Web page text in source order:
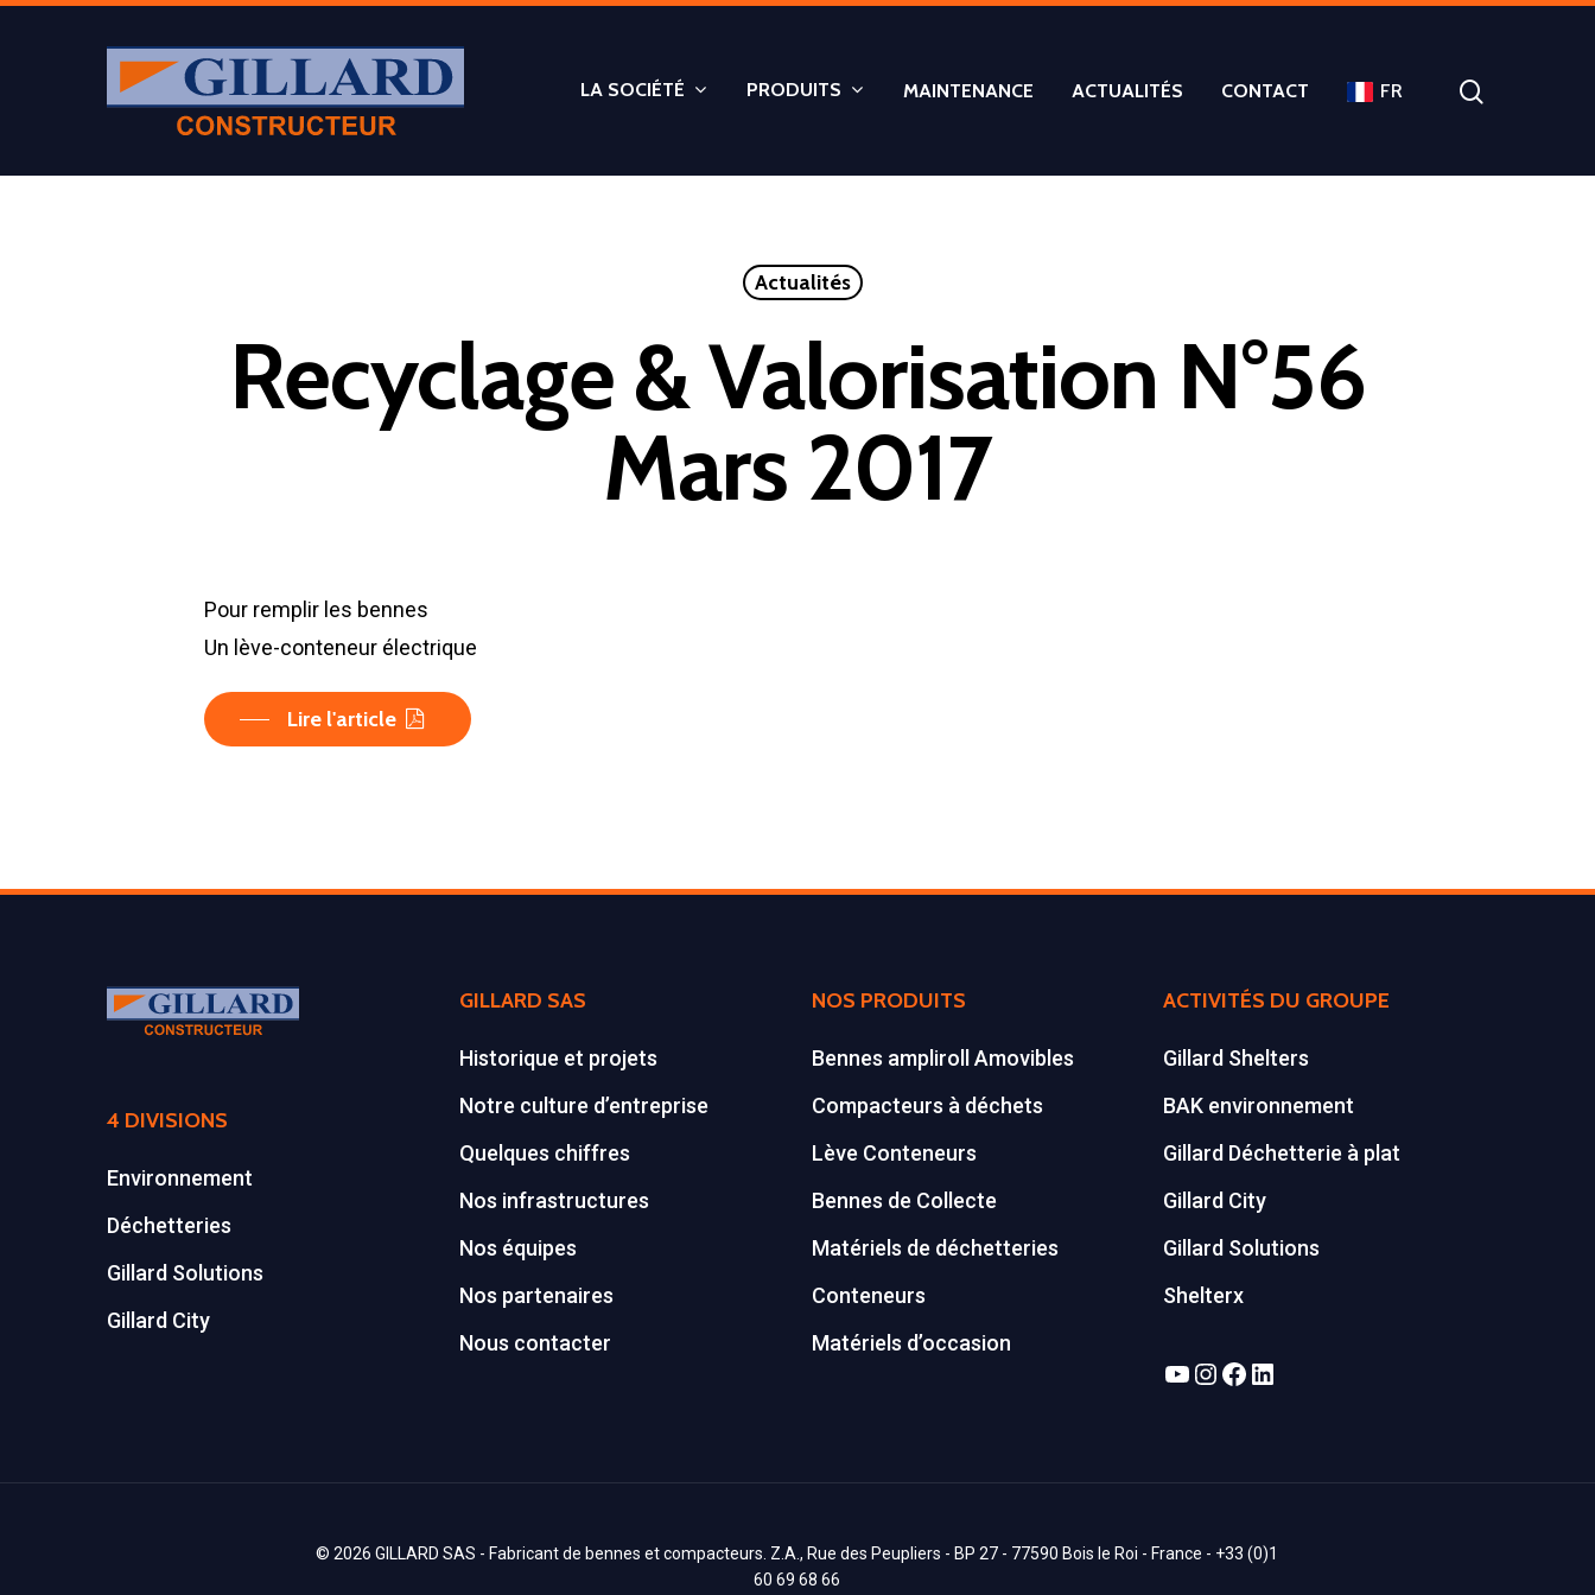
LA SOCIÉTÉ PRODUITS MAINTENANCE ACTUALITÉS CONTACT FR
Actualités
Recyclage & Valorisation N°56
Mars 2017
Pour remplir les bennes
Un lève-conteneur électrique
Lire l'article
4 DIVISIONS
Environnement
Déchetteries
Gillard Solutions
Gillard City
GILLARD SAS
Historique et projets
Notre culture d’entreprise
Quelques chiffres
Nos infrastructures
Nos équipes
Nos partenaires
Nous contacter
NOS PRODUITS
Bennes ampliroll Amovibles
Compacteurs à déchets
Lève Conteneurs
Bennes de Collecte
Matériels de déchetteries
Conteneurs
Matériels d’occasion
ACTIVITÉS DU GROUPE
Gillard Shelters
BAK environnement
Gillard Déchetterie à plat
Gillard City
Gillard Solutions
Shelterx
YouTube
Instagram
Facebook
© 2026 GILLARD SAS - Fabricant de bennes et compacteurs. Z.A., Rue des Peupliers - BP 27 - 77590 Bois le Roi - France - +33 (0)1
60 69 68 66